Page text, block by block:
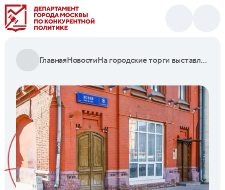
ГлавнаяНовости На городские торги выставлено девять коммерческих помещений в Тверском районе